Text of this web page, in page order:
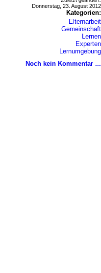
Donnerstag, 23. August 2012
Kategorien:
Elternarbeit
Gemeinschaft
Lernen
Experten
Lernumgebung
Noch kein Kommentar ...